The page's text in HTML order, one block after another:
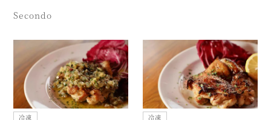
Secondo
冷凍
冷凍